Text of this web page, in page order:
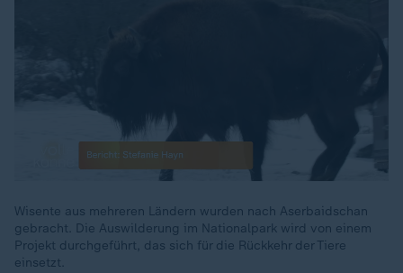
00:18
Wisente aus mehreren Ländern wurden nach Aserbaidschan
gebracht. Die Auswilderung im Nationalpark wird von einem
Projekt durchgeführt, das sich für die Rückkehr der Tiere
einsetzt.